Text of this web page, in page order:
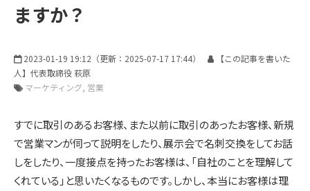
インサイドセールスBPO（業務委託/アウトソーシング）
インサイドセールスセルフマネジメント支援ツール（KPI・進
捗可視化）
ますか？
2023-01-19 19:12 （更新： 2025-07-17 17:44）
【この記事を書いた
人】代表取締役 萩原
マーケティング 営業
すでに取引のあるお客様、また以前に取引のあったお客様、新規
で営業マンが伺って説明をしたり、展示会で名刺交換をしてお話
しをしたり、一度接点を持ったお客様は、「自社のことを理解して
くれている」と思いたくなるものです。しかし、本当にお客様は理